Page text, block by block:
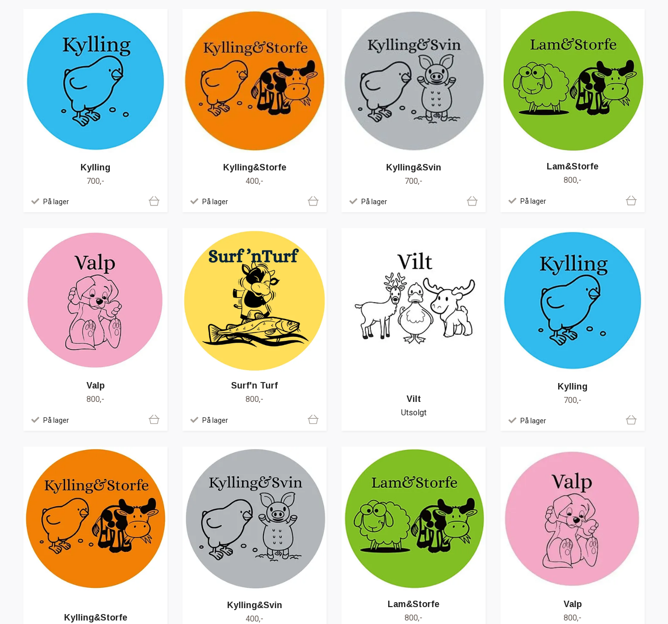
Kylling
700,-
På lager
Kylling&Storfe
400,-
På lager
Kylling&Svin
700,-
På lager
Lam&Storfe
800,-
På lager
Valp
800,-
På lager
Surf'n Turf
800,-
På lager
Vilt
Utsolgt
Kylling
700,-
På lager
Kylling&Storfe
Kylling&Svin
400,-
Lam&Storfe
800,-
Valp
800,-